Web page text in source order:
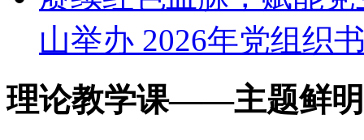
山举办 2026年党组织
理论教学课——主题鲜明